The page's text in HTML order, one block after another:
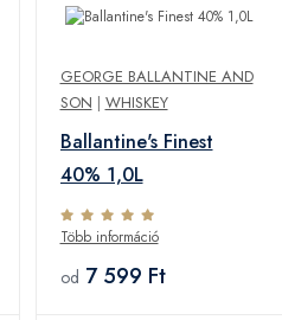
GEORGE BALLANTINE AND
SON | WHISKEY
Ballantine's Finest
40% 1,0L
Több információ
od 7 599 Ft